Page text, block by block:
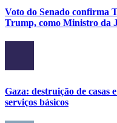
Voto do Senado confirma
Trump, como Ministro da
Gaza: destruição de casas
serviços básicos